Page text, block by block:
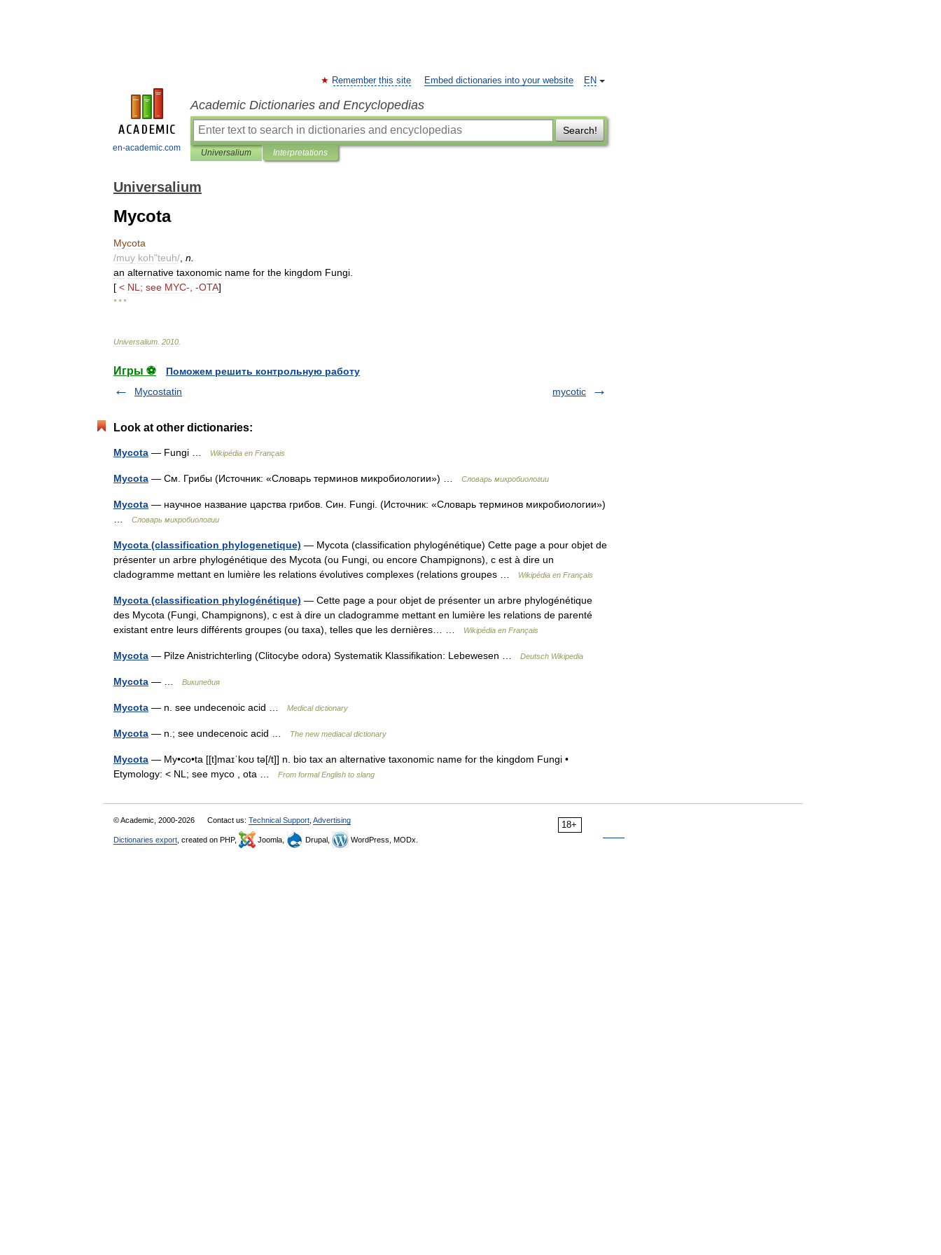
en-academic.com
EN
Remember this site Embed dictionaries into your website
Academic Dictionaries and Encyclopedias
Search!
Universalium Interpretations
Universalium
Mycota
Mycota
/muy koh"teuh/ n
an alternative taxonomic name for the kingdom Fungi
[ < NL ; see MYC-, -OTA]
* * *
Universalium 2010
Игры ⚽
Поможем решить контрольную работу
Mycostatin
mycotic
Look at other dictionaries:
Mycota — Fungi … Wikipédia en Français
Mycota — См. Грибы (Источник: «Словарь терминов микробиологии») … Словарь микробиологии
Mycota — научное название царства грибов. Син. Fungi. (Источник: «Словарь терминов микробиологии»)
Словарь микробиологии
Mycota (classification phylogenetique) — Mycota (classification phylogénétique) Cette page a pour objet de
présenter un arbre phylogénétique des Mycota (ou Fungi, ou encore Champignons), c est à dire un
cladogramme mettant en lumière les relations évolutives complexes (relations groupes …
Wikipédia en Français
Mycota (classification phylogénétique) — Cette page a pour objet de présenter un arbre phylogénétique
des Mycota (Fungi, Champignons), c est à dire un cladogramme mettant en lumière les relations de parenté
existant entre leurs différents groupes (ou taxa), telles que les dernières… …
Wikipédia en Français
Mycota — Pilze Anistrichterling (Clitocybe odora) Systematik Klassifikation: Lebewesen … Deutsch Wikipedia
Mycota — … Википедия
Mycota — n. see undecenoic acid … Medical dictionary
Mycota — n.; see undecenoic acid … The new mediacal dictionary
Mycota — My•co•ta [[t]maɪˈkoʊ tə[/t]] n. bio tax an alternative taxonomic name for the kingdom Fungi •
Etymology: < NL; see myco , ota …
From formal English to slang
18+
© Academic, 2000-2026 Contact us: Technical Support Advertising
Dictionaries export , created on PHP, Joomla, Drupal, WordPress, MODx.